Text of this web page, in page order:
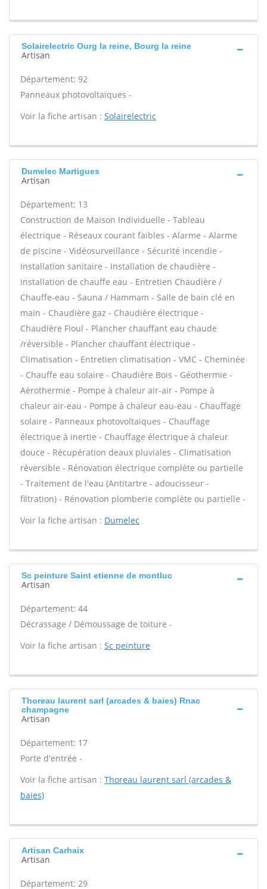
Solairelectric Ourg la reine, Bourg la reine
Artisan
Département: 92
Panneaux photovoltaïques -
Voir la fiche artisan : Solairelectric
Dumelec Martigues
Artisan
Département: 13
Construction de Maison Individuelle - Tableau
électrique - Réseaux courant faibles - Alarme - Alarme
de piscine - Vidéosurveillance - Sécurité incendie -
Installation sanitaire - Installation de chaudière -
Installation de chauffe eau - Entretien Chaudière /
Chauffe-eau - Sauna / Hammam - Salle de bain clé en
main - Chaudière gaz - Chaudière électrique -
Chaudière Fioul - Plancher chauffant eau chaude
/réversible - Plancher chauffant électrique -
Climatisation - Entretien climatisation - VMC - Cheminée
- Chauffe eau solaire - Chaudière Bois - Géothermie -
Aérothermie - Pompe à chaleur air-air - Pompe à
chaleur air-eau - Pompe à chaleur eau-eau - Chauffage
solaire - Panneaux photovoltaïques - Chauffage
électrique à inertie - Chauffage électrique à chaleur
douce - Récupération deaux pluviales - Climatisation
réversible - Rénovation électrique complète ou partielle
- Traitement de l'eau (Antitartre - adoucisseur -
filtration) - Rénovation plomberie complète ou partielle -
Voir la fiche artisan : Dumelec
Sc peinture Saint etienne de montluc
Artisan
Département: 44
Décrassage / Démoussage de toiture -
Voir la fiche artisan : Sc peinture
Thoreau laurent sarl (arcades & baies) Rnac
champagne
Artisan
Département: 17
Porte d'entrée -
Voir la fiche artisan : Thoreau laurent sarl (arcades &
baies)
Artisan Carhaix
Artisan
Département: 29